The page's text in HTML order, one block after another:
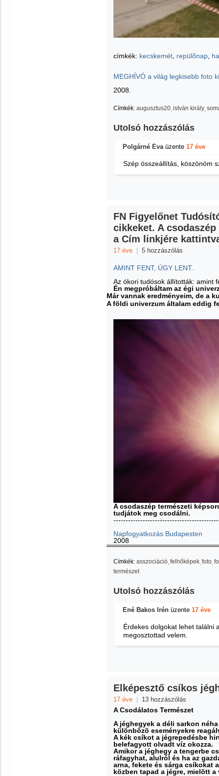
címkék: kecskemét repülõnap
MEGHÍVÓ a világ legkisebb foto
2008.
Címkék: augusztus20 istván király
Utolsó hozzászólás
Polgárné Éva üzente 17 éve
Szép összeállítás, köszönöm
FN Figyelőnet
cikkeket. A
a Cím linkjére
17 éve 5 hozzászólás
AMINT FENT, ÚGY LENT..
Az ókori tudósok állították: amint
Én megpróbáltam az égi
Már vannak eredményeim, de a
A földi univerzum általam eddig
A csodaszép természeti
tudjátok meg csodálni.
Napfogyatkozás Budapesten
2008
Címkék: asszociáció felhőképek foto
természet
Utolsó hozzászólás
Ené Bakos Irén üzente 17 éve
Érdekes dolgokat lehet találni
megosztottad velem.
Elképesztő csíkos
17 éve | 13 hozzászólás
A Csodálatos Természet
A jéghegyek a déli sarkon
különbözõ eseményekre
A kék csíkot a jégrepedésbe
belefagyott olvadt víz okozza.
Amikor a jéghegy a tengerbe
ráfagyhat, alulról és ha az
arna, fekete és sárga csíkokat
közben tapad a jégre, mielõtt a